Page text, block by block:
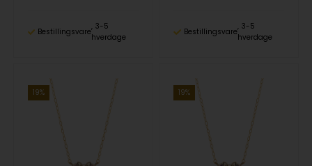
Bestillingsvare
3-5
hverdage
Bestillingsvare
3-5
hverdage
19% 19%